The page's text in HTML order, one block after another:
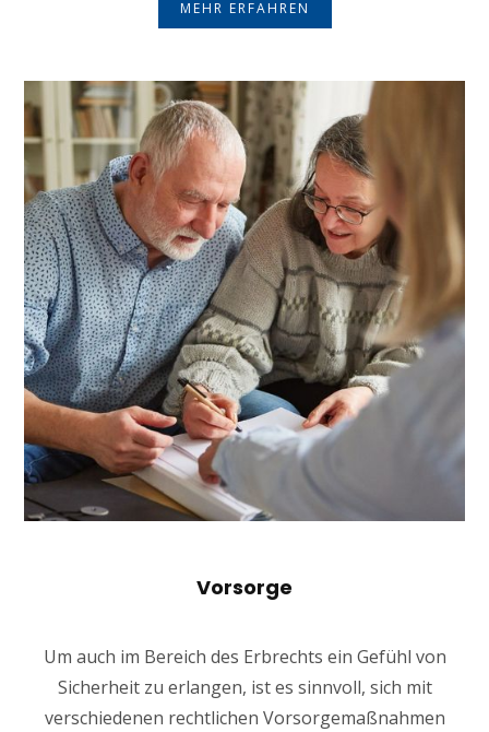
MEHR ERFAHREN
Vorsorge
Um auch im Bereich des Erbrechts ein Gefühl von
Sicherheit zu erlangen, ist es sinnvoll, sich mit
verschiedenen rechtlichen Vorsorgemaßnahmen